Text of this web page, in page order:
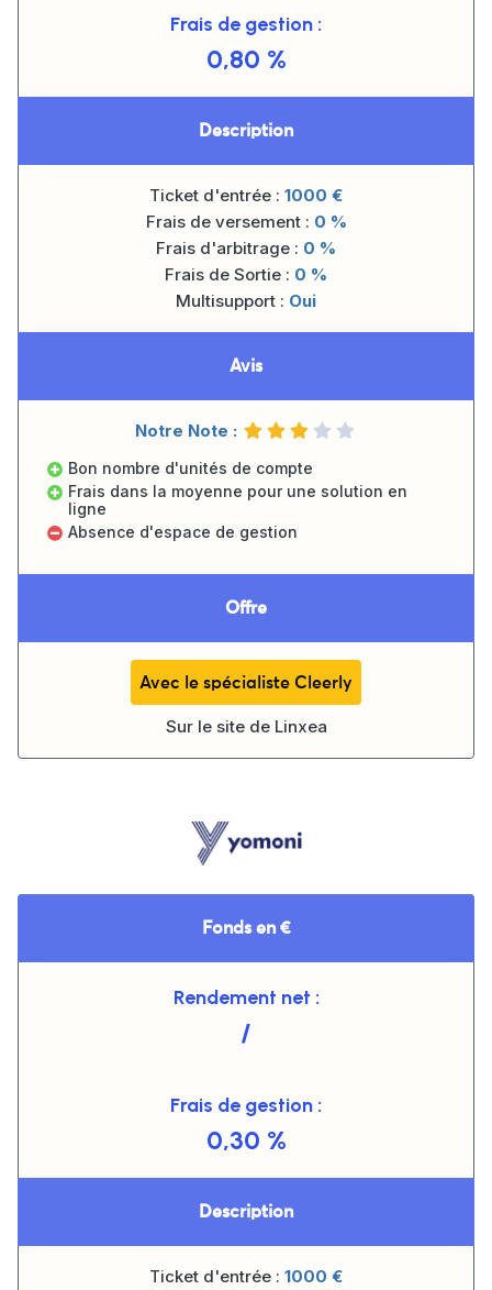
Frais de gestion :
0,80 %
Description
Ticket d'entrée : 1000 €
Frais de versement : 0 %
Frais d'arbitrage : 0 %
Frais de Sortie : 0 %
Multisupport : Oui
Avis
Notre Note :
Bon nombre d'unités de compte
Frais dans la moyenne pour une solution en
ligne
Absence d'espace de gestion
Offre
Avec le spécialiste Cleerly
Sur le site de Linxea
Fonds en €
Rendement net :
/
Frais de gestion :
0,30 %
Description
Ticket d'entrée : 1000 €